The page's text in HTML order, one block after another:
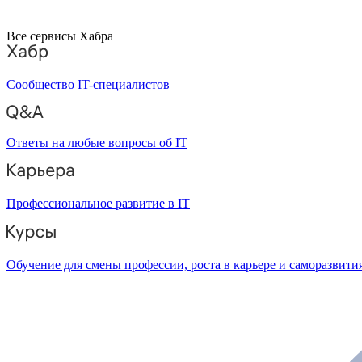
Все сервисы Хабра
Сообщество IT-специалистов
Ответы на любые вопросы об IT
Профессиональное развитие в IT
Обучение для смены профессии, роста в карьере и